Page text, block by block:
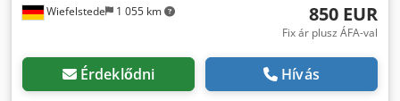
Wiefelstede 1 055 km 850 EUR
Fix ár plusz ÁFA-val
Érdeklődni Hívás